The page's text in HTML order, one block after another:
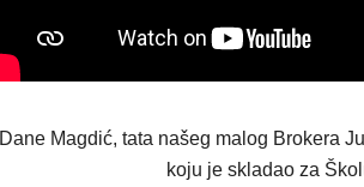
Dane Magdić, tata našeg malog Brokera
koju je skladao za